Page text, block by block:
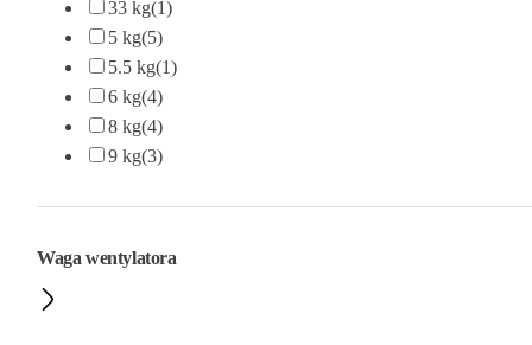
33 kg(1)
5 kg(5)
5.5 kg(1)
6 kg(4)
8 kg(4)
9 kg(3)
Waga wentylatora